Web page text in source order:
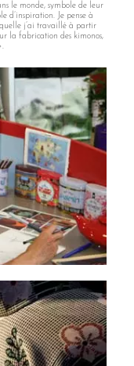
le monde, symbole de leur
d’inspiration. Je pense à
j’ai travaillé à partir
la fabrication des kimonos,